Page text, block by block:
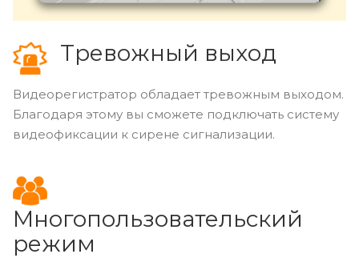
Тревожный выход
Видеорегистратор обладает тревожным выходом.
Благодаря этому вы сможете подключать систему
видеофиксации к сирене сигнализации.
Многопользовательский
режим